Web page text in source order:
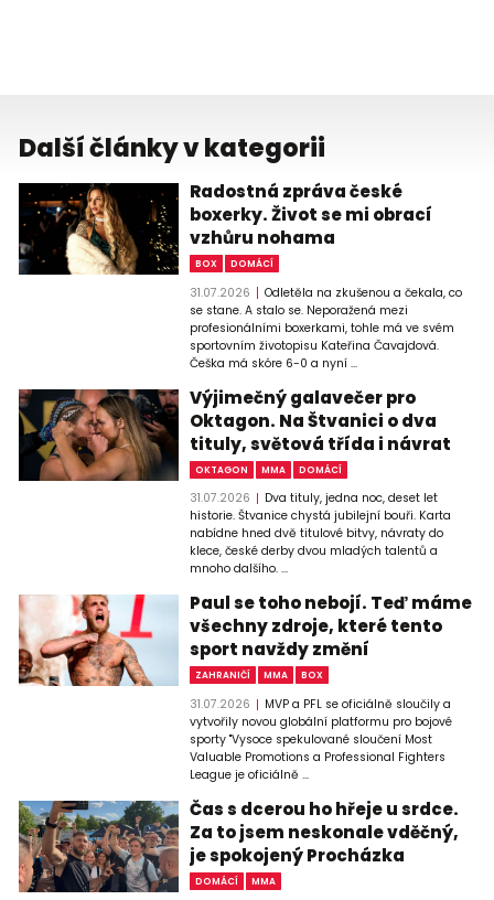
Další články v kategorii
Radostná zpráva české
boxerky. Život se mi obrací
vzhůru nohama
BOX DOMÁCÍ
31.07.2026
Odletěla na zkušenou a čekala, co
se stane. A stalo se. Neporažená mezi
profesionálními boxerkami, tohle má ve svém
sportovním životopisu Kateřina Čavajdová.
Češka má skóre 6-0 a nyní ...
Výjimečný galavečer pro
Oktagon. Na Štvanici o dva
tituly, světová třída i návrat
OKTAGON MMA DOMÁCÍ
31.07.2026
Dva tituly, jedna noc, deset let
historie. Štvanice chystá jubilejní bouři. Karta
nabídne hned dvě titulové bitvy, návraty do
klece, české derby dvou mladých talentů a
mnoho dalšího. ...
Paul se toho nebojí. Teď máme
všechny zdroje, které tento
sport navždy změní
ZAHRANIČÍ MMA BOX
31.07.2026
MVP a PFL se oficiálně sloučily a
vytvořily novou globální platformu pro bojové
sporty "Vysoce spekulované sloučení Most
Valuable Promotions a Professional Fighters
League je oficiálně ...
Čas s dcerou ho hřeje u srdce.
Za to jsem neskonale vděčný,
je spokojený Procházka
DOMÁCÍ MMA